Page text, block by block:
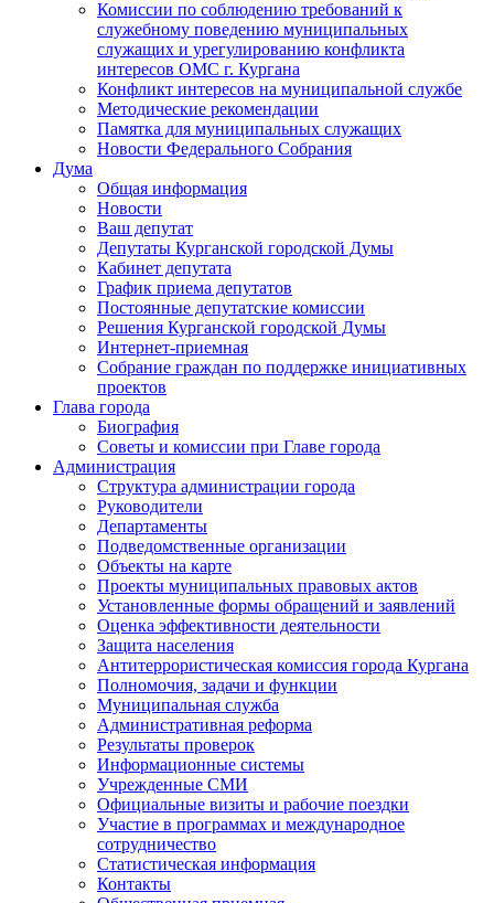
Комиссии по соблюдению требований к
служебному поведению муниципальных
служащих и урегулированию конфликта
интересов ОМС г. Кургана
Конфликт интересов на муниципальной службе
Методические рекомендации
Памятка для муниципальных служащих
Новости Федерального Cобрания
Дума
Общая информация
Новости
Ваш депутат
Депутаты Курганской городской Думы
Кабинет депутата
График приема депутатов
Постоянные депутатские комиссии
Решения Курганской городской Думы
Интернет-приемная
Собрание граждан по поддержке инициативных
проектов
Глава города
Биография
Советы и комиссии при Главе города
Администрация
Структура администрации города
Руководители
Департаменты
Подведомственные организации
Объекты на карте
Проекты муниципальных правовых актов
Установленные формы обращений и заявлений
Оценка эффективности деятельности
Защита населения
Антитеррористическая комиссия города Кургана
Полномочия, задачи и функции
Муниципальная служба
Административная реформа
Результаты проверок
Информационные системы
Учрежденные СМИ
Официальные визиты и рабочие поездки
Участие в программах и международное
сотрудничество
Статистическая информация
Контакты